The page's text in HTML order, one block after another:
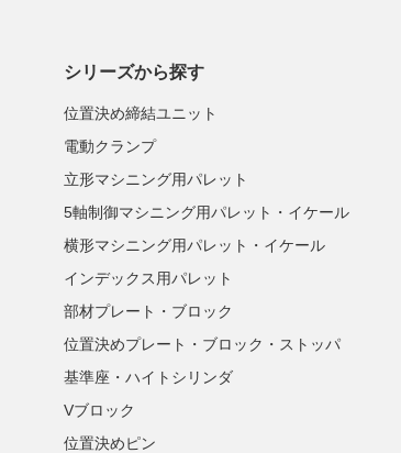
シリーズから探す
位置決め締結ユニット
電動クランプ
立形マシニング用パレット
5軸制御マシニング用パレット・イケール
横形マシニング用パレット・イケール
インデックス用パレット
部材プレート・ブロック
位置決めプレート・ブロック・ストッパ
基準座・ハイトシリンダ
Vブロック
位置決めピン